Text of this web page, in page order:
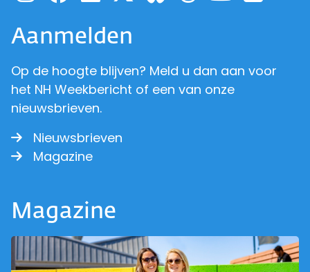
Aanmelden
Op de hoogte blijven? Meld u dan aan voor
het NH Weekbericht of een van onze
nieuwsbrieven.
Nieuwsbrieven
Magazine
Magazine